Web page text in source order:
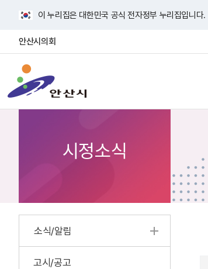
이 누리집은 대한민국 공식 전자정부 누리집입니다.
안산시의회
시
시정소식
소식/알림
고시/공고